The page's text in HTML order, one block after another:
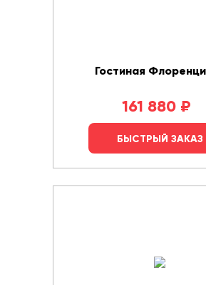
Гостиная
161 880 ₽
БЫСТРЫЙ ЗАКАЗ